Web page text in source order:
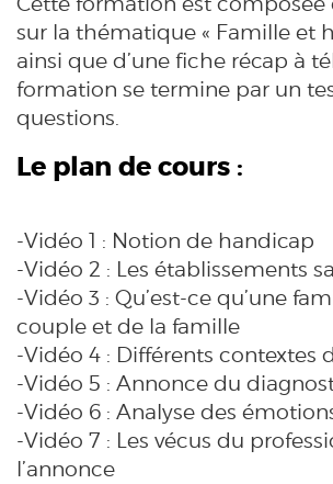
sur la thématique « Famille et
ainsi que d’une fiche récap à
formation se termine par un
questions.
Le plan de cours :
-Vidéo 1 : Notion de handicap
-Vidéo 2 : Les établissements
-Vidéo 3 : Qu’est-ce qu’une
couple et de la famille
-Vidéo 4 : Différents contextes
-Vidéo 5 : Annonce du
-Vidéo 6 : Analyse des
-Vidéo 7 : Les vécus du
l’annonce